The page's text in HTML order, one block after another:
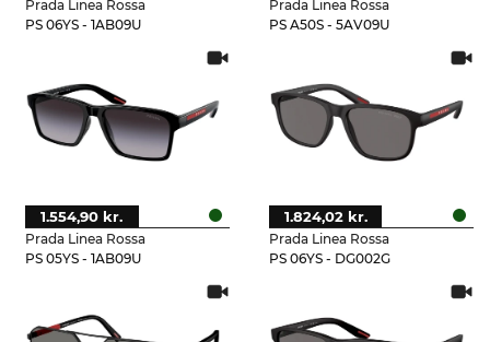
Prada Linea Rossa
PS 06YS - 1AB09U
Prada Linea Rossa
PS A50S - 5AV09U
Prada Linea Rossa
PS 05YS - 1AB09U
1.554,90 kr.
Prada Linea Rossa
PS 06YS - DG002G
1.824,02 kr.